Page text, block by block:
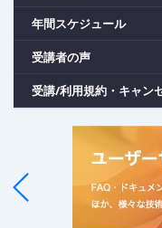
年間スケジュール
受講者の声
受講/利用規約・キャン